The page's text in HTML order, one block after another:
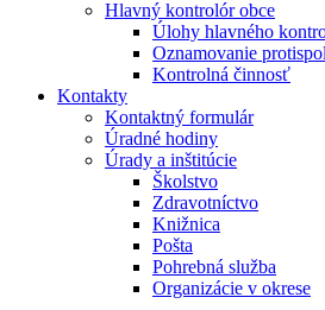
Hlavný kontrolór obce
Úlohy hlavného
Oznamovanie
Kontrolná činnosť
Kontakty
Kontaktný formulár
Úradné hodiny
Úrady a inštitúcie
Školstvo
Zdravotníctvo
Knižnica
Pošta
Pohrebná služba
Organizácie v okrese